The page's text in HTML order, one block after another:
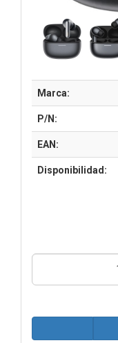
Marca:
P/N:
EAN:
Disponibilidad: